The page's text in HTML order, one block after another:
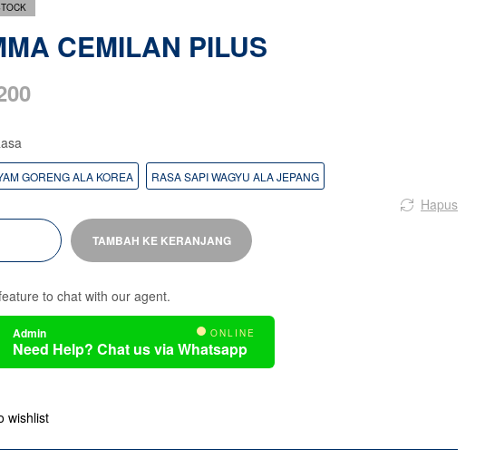
CEMILAN PILUS
GORENG ALA KOREA RASA SAPI WAGYU ALA JEPANG
Hapus
TAMBAH KE KERANJANG
to chat with our agent.
Admin ONLINE
Need Help? Chat us via Whatsapp
wishlist